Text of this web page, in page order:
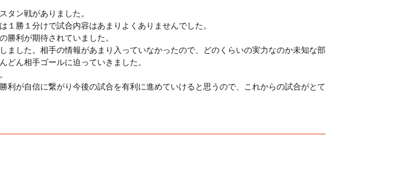
タン戦がありました。
勝１分けで試合内容はあまりよくありませんでした。
勝利が期待されていました。
ました。相手の情報があまり入っていなかったので、どのくらいの実力なのか未知な部
ん相手ゴールに迫っていきました。
利が自信に繋がり今後の試合を有利に進めていけると思うので、これからの試合がとて